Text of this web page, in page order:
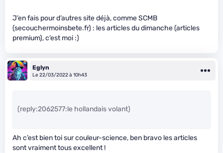
J’en fais pour d’autres site déjà, comme SCMB
(secouchermoinsbete.fr) : les articles du dimanche (articles
premium), c’est moi :)
Eglyn
Le 22/03/2022 à 10h43
(reply:2062577:le hollandais volant)
Ah c’est bien toi sur couleur-science, ben bravo les articles
sont vraiment tous excellent !